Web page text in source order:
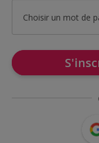
Choisir un mot de